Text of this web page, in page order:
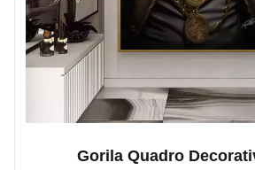
Gorila Quadro